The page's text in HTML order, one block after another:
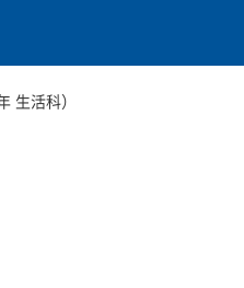
生活科）